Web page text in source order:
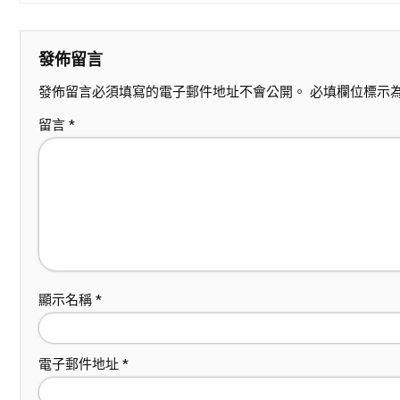
發佈留言
發佈留言必須填寫的電子郵件地址不會公開。 必填欄位標示
留言 *
顯示名稱 *
電子郵件地址 *